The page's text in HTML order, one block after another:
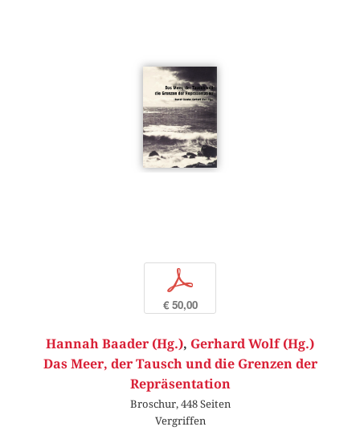
p
€ 50,00
Hannah Baader (Hg.), Gerhard Wolf (Hg.)
Das Meer, der Tausch und die Grenzen der
Repräsentation
Broschur, 448 Seiten
Vergriffen